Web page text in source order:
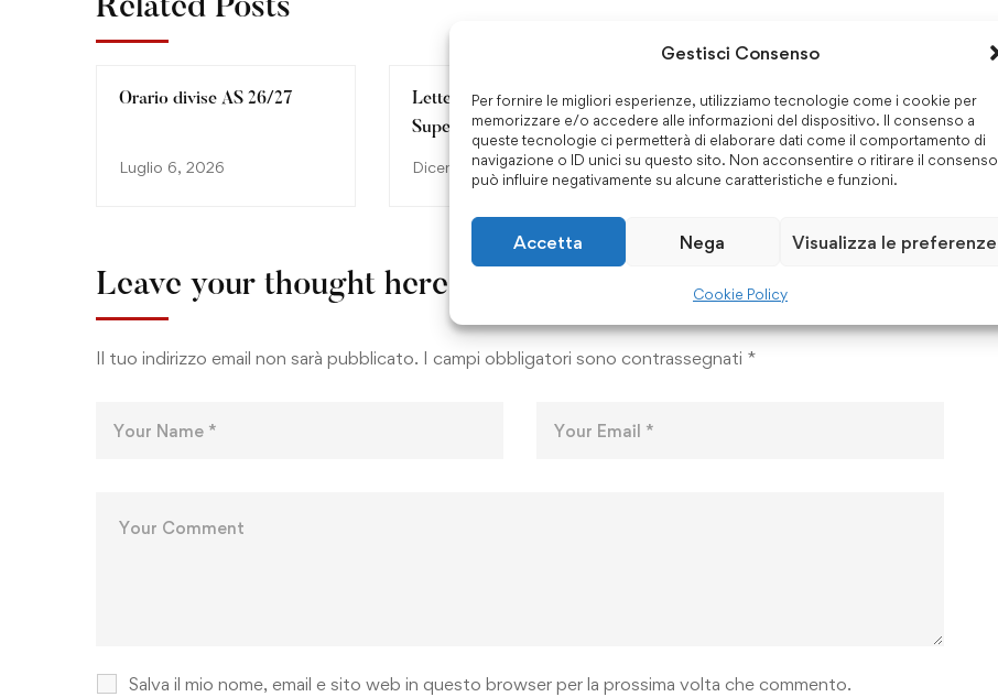
Gestisci Consenso
Per fornire le migliori esperienze, utilizziamo tecnologie come i cookie per
memorizzare e/o accedere alle informazioni del dispositivo. Il consenso a
queste tecnologie ci permetterà di elaborare dati come il comportamento di
navigazione o ID unici su questo sito. Non acconsentire o ritirare il consenso
può influire negativamente su alcune caratteristiche e funzioni.
Accetta Nega Visualizza le preferenze
Cookie Policy
Related Posts
Orario divise AS 26/27
Luglio 6, 2026
Lettera Pastorale –
Superiore Generale
Dicembre 17, 2025
GIUBILEO DEL MONDO
EDUCATIVO
Novembre 4, 2025
Leave your thought here
Il tuo indirizzo email non sarà pubblicato. I campi obbligatori sono contrassegnati *
Salva il mio nome, email e sito web in questo browser per la prossima volta che commento.